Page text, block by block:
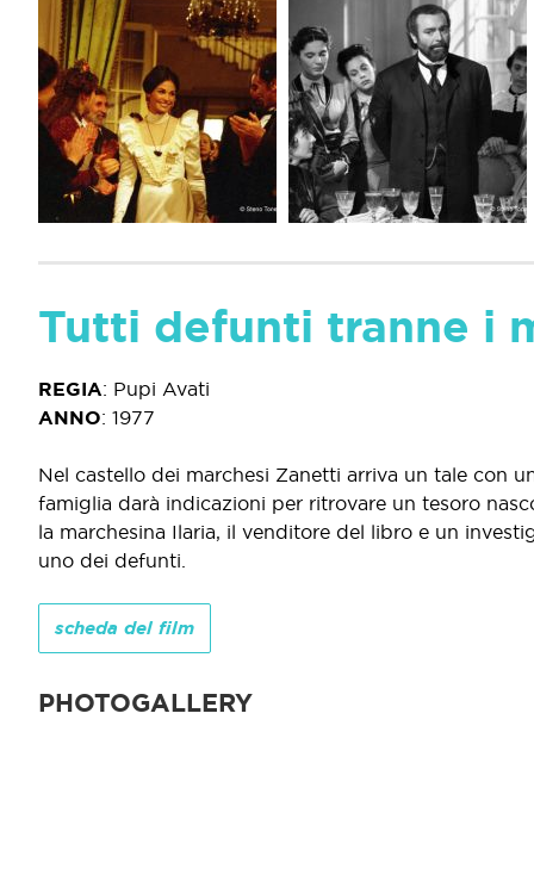
Tutti defunti tranne i
REGIA: Pupi Avati
ANNO: 1977
Nel castello dei marchesi Zanetti arriva un tale con
famiglia darà indicazioni per ritrovare un tesoro
la marchesina Ilaria, il venditore del libro e un
uno dei defunti.
scheda del film
PHOTOGALLERY